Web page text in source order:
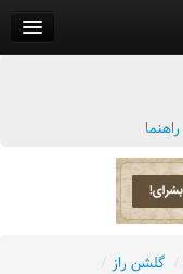
راهنما
/ گلشن راز /